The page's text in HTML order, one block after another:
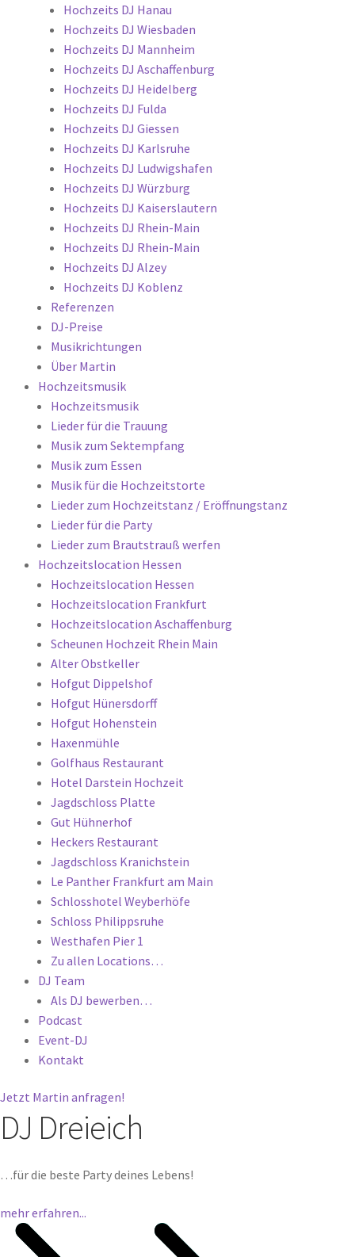
Hochzeits DJ Hanau
Hochzeits DJ Wiesbaden
Hochzeits DJ Mannheim
Hochzeits DJ Aschaffenburg
Hochzeits DJ Heidelberg
Hochzeits DJ Fulda
Hochzeits DJ Giessen
Hochzeits DJ Karlsruhe
Hochzeits DJ Ludwigshafen
Hochzeits DJ Würzburg
Hochzeits DJ Kaiserslautern
Hochzeits DJ Rhein-Main
Hochzeits DJ Rhein-Main
Hochzeits DJ Alzey
Hochzeits DJ Koblenz
Referenzen
DJ-Preise
Musikrichtungen
Über Martin
Hochzeitsmusik
Hochzeitsmusik
Lieder für die Trauung
Musik zum Sektempfang
Musik zum Essen
Musik für die Hochzeitstorte
Lieder zum Hochzeitstanz / Eröffnungstanz
Lieder für die Party
Lieder zum Brautstrauß werfen
Hochzeitslocation Hessen
Hochzeitslocation Hessen
Hochzeitslocation Frankfurt
Hochzeitslocation Aschaffenburg
Scheunen Hochzeit Rhein Main
Alter Obstkeller
Hofgut Dippelshof
Hofgut Hünersdorff
Hofgut Hohenstein
Haxenmühle
Golfhaus Restaurant
Hotel Darstein Hochzeit
Jagdschloss Platte
Gut Hühnerhof
Heckers Restaurant
Jagdschloss Kranichstein
Le Panther Frankfurt am Main
Schlosshotel Weyberhöfe
Schloss Philippsruhe
Westhafen Pier 1
Zu allen Locations…
DJ Team
Als DJ bewerben…
Podcast
Event-DJ
Kontakt
Jetzt Martin anfragen!
DJ Dreieich
…für die beste Party deines Lebens!
mehr erfahren...